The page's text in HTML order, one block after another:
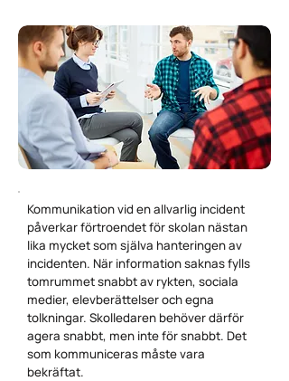
Kommunikation vid en allvarlig incident
påverkar förtroendet för skolan nästan
lika mycket som själva hanteringen av
incidenten. När information saknas fylls
tomrummet snabbt av rykten, sociala
medier, elevberättelser och egna
tolkningar. Skolledaren behöver därför
agera snabbt, men inte för snabbt. Det
som kommuniceras måste vara
bekräftat.